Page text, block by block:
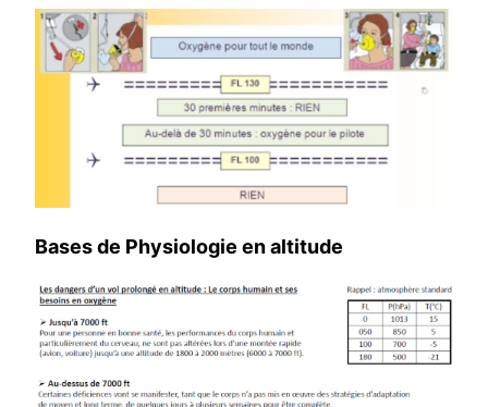
Bases de Physiologie en altitude